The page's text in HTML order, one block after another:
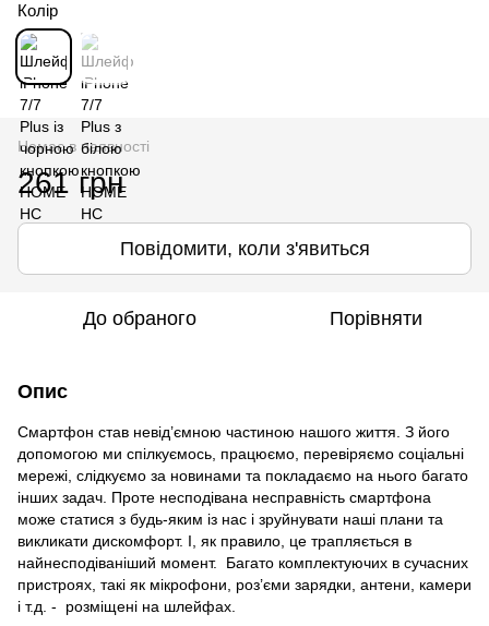
Колір
Немає в наявності
261 грн
Повідомити, коли з'явиться
До обраного Порівняти
Опис
Смартфон став невід’ємною частиною нашого життя. З його
допомогою ми спілкуємось, працюємо, перевіряємо соціальні
мережі, слідкуємо за новинами та покладаємо на нього багато
інших задач. Проте несподівана несправність смартфона
може статися з будь-яким із нас і зруйнувати наші плани та
викликати дискомфорт. І, як правило, це трапляється в
найнесподіваніший момент. Багато комплектуючих в сучасних
пристроях, такі як мікрофони, роз’єми зарядки, антени, камери
і т.д. - розміщені на шлейфах.